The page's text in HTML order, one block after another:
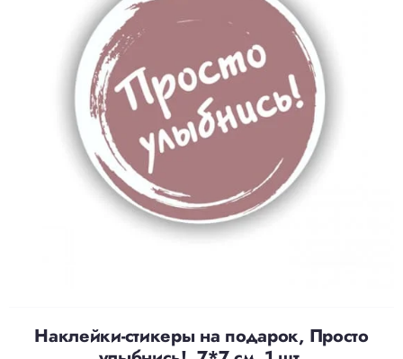
Избранное
Доставка
О нас
Отзывы
Наклейки-стикеры на подарок, Просто